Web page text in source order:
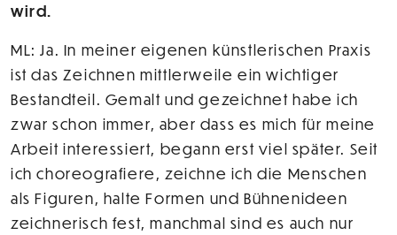
wird.
ML: Ja. In meiner eigenen künstlerischen Praxis
ist das Zeichnen mittlerweile ein wichtiger
Bestandteil. Gemalt und gezeichnet habe ich
zwar schon immer, aber dass es mich für meine
Arbeit interessiert, begann erst viel später. Seit
ich choreografiere, zeichne ich die Menschen
als Figuren, halte Formen und Bühnenideen
zeichnerisch fest, manchmal sind es auch nur